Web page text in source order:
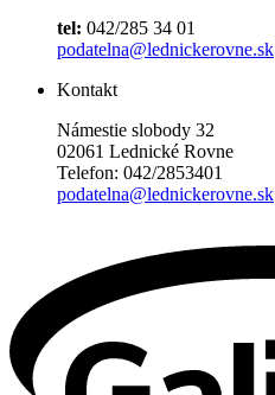
tel: 042/285 34 01
podatelna@lednickerovne.sk
Kontakt
Námestie slobody 32
02061 Lednické Rovne
Telefon: 042/2853401
podatelna@lednickerovne.sk